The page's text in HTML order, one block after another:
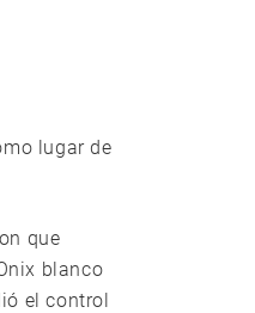
lugar de
que
blanco
el control